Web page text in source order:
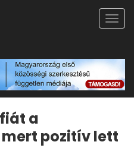
a
pozitív lett